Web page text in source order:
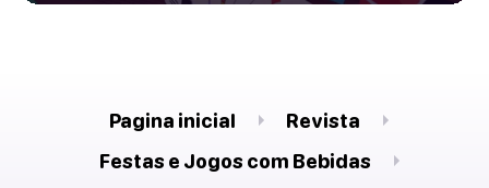
Pagina inicial
Revista
Festas e Jogos com Bebidas